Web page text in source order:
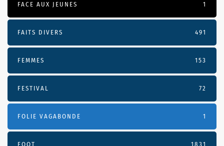
FACE AUX JEUNES 1
FAITS DIVERS 491
FEMMES 153
FESTIVAL 72
FOLIE VAGABONDE 1
FOOT 1831